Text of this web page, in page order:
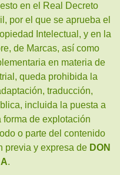
en el Real Decreto
por el que se aprueba el
Intelectual, y en la
de Marcas, así como
en materia de
queda prohibida la
traducción,
incluida la puesta a
de explotación
o parte del contenido
previa y expresa de DON
.